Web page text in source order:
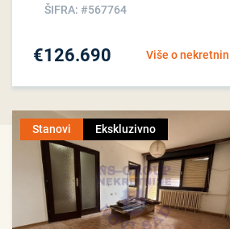
ŠIFRA: #567764
Više o
€126.690
Stanovi Ekskluzivno